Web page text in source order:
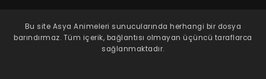
Bu site Asya Animeleri sunucularında herhangi bir dosya
barındırmaz. Tüm içerik, bağlantısı olmayan üçüncü taraflarca
sağlanmaktadır.